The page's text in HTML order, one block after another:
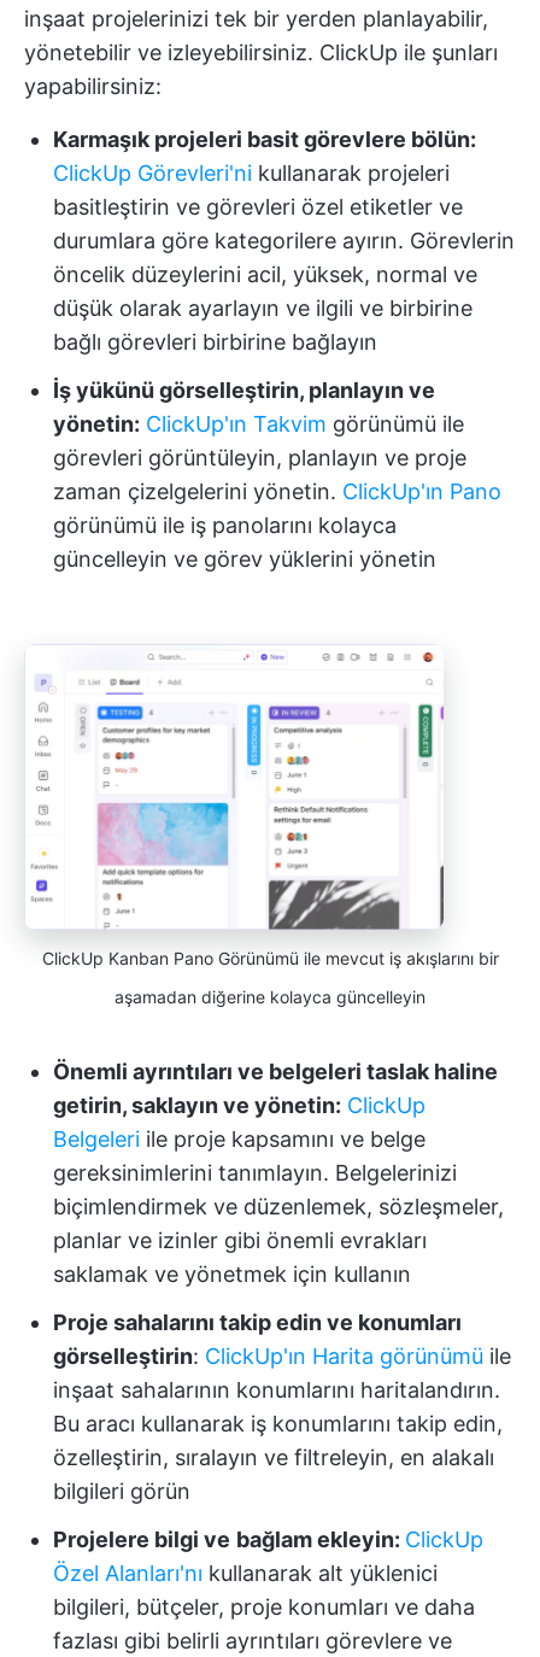
inşaat projelerinizi tek bir yerden planlayabilir,
yönetebilir ve izleyebilirsiniz. ClickUp ile şunları
yapabilirsiniz:
Karmaşık projeleri basit görevlere bölün:
ClickUp Görevleri'ni kullanarak projeleri
basitleştirin ve görevleri özel etiketler ve
durumlara göre kategorilere ayırın. Görevlerin
öncelik düzeylerini acil, yüksek, normal ve
düşük olarak ayarlayın ve ilgili ve birbirine
bağlı görevleri birbirine bağlayın
İş yükünü görselleştirin, planlayın ve
yönetin: ClickUp'ın Takvim görünümü ile
görevleri görüntüleyin, planlayın ve proje
zaman çizelgelerini yönetin. ClickUp'ın Pano
görünümü ile iş panolarını kolayca
güncelleyin ve görev yüklerini yönetin
ClickUp Kanban Pano Görünümü ile mevcut iş akışlarını bir
aşamadan diğerine kolayca güncelleyin
Önemli ayrıntıları ve belgeleri taslak haline
getirin, saklayın ve yönetin: ClickUp
Belgeleri ile proje kapsamını ve belge
gereksinimlerini tanımlayın. Belgelerinizi
biçimlendirmek ve düzenlemek, sözleşmeler,
planlar ve izinler gibi önemli evrakları
saklamak ve yönetmek için kullanın
Proje sahalarını takip edin ve konumları
görselleştirin: ClickUp'ın Harita görünümü ile
inşaat sahalarının konumlarını haritalandırın.
Bu aracı kullanarak iş konumlarını takip edin,
özelleştirin, sıralayın ve filtreleyin, en alakalı
bilgileri görün
Projelere bilgi ve bağlam ekleyin: ClickUp
Özel Alanları'nı kullanarak alt yüklenici
bilgileri, bütçeler, proje konumları ve daha
fazlası gibi belirli ayrıntıları görevlere ve